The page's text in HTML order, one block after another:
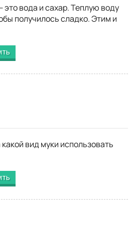
вода и сахар. Теплую воду
получилось сладко. Этим и
вид муки использовать